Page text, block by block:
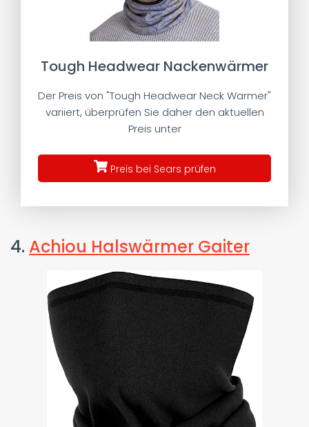
Tough Headwear Nackenwärmer
Der Preis von "Tough Headwear Neck Warmer"
variiert, überprüfen Sie daher den aktuellen
Preis unter
Preis bei Sears prüfen
4. Achiou Halswärmer Gaiter